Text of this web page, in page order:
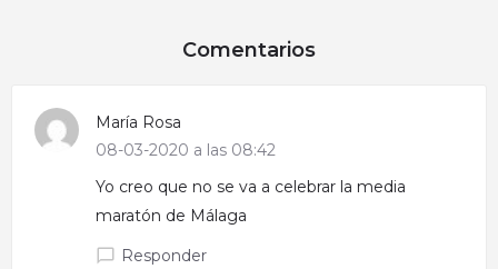
Comentarios
María Rosa
08-03-2020 a las 08:42
Yo creo que no se va a celebrar la media
maratón de Málaga
Responder